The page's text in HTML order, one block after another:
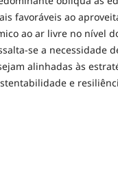
favoráveis ao
ao ar livre no nível
se a necessidade
alinhadas às
e